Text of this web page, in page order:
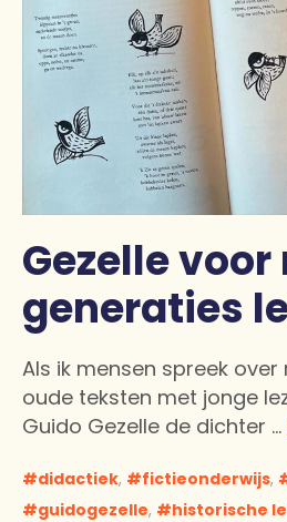
Gezelle
generaties
Als ik mensen spreek
oude teksten met jonge
Guido Gezelle de dichter …
didactiek, fictieonderwijs,
guidogezelle, historische